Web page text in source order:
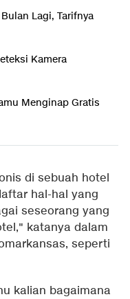
Lagi, Tarifnya
Kamera
Menginap Gratis
di sebuah hotel
hal-hal yang
seseorang yang
katanya dalam
seperti
kalian bagaimana